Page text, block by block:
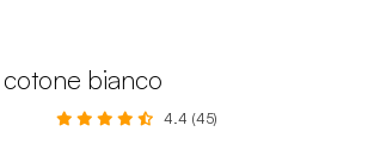
bianco
4.4 (45)